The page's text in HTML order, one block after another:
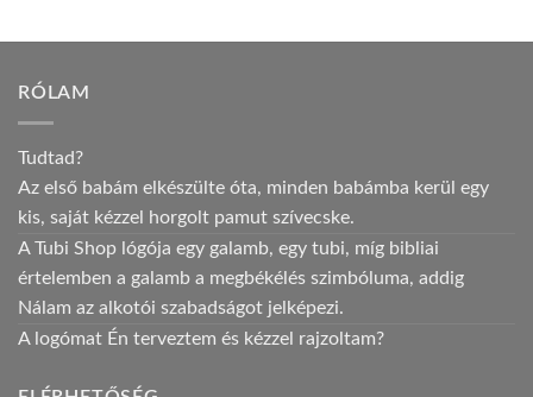
RÓLAM
Tudtad?
Az első babám elkészülte óta, minden babámba kerül egy
kis, saját kézzel horgolt pamut szívecske.
A Tubi Shop lógója egy galamb, egy tubi, míg bibliai
értelemben a galamb a megbékélés szimbóluma, addig
Nálam az alkotói szabadságot jelképezi.
A logómat Én terveztem és kézzel rajzoltam?